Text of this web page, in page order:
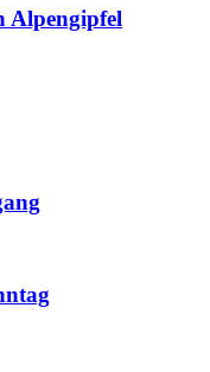
Alpengipfel